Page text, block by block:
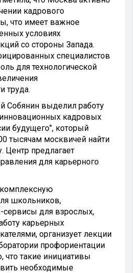
кадрового
что имеет важное
условиях
со стороны Запада.
специалистов
для технологической
труда.
Собянин выделил работу
кадровых
будущего", который
тысячам москвичей найти
Центр предлагает
для карьерного
комплексную
школьников,
сервисы для взрослых,
карьерных
организует лекции
профориентации
что такие инициативы
необходимые